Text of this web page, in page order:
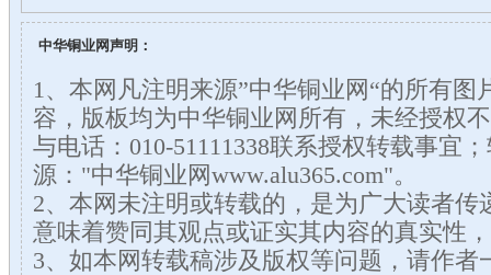
中华铜业网声明：
1、本网凡注明来源”中华铜业网“的所有图
容，版板均为中华铜业网所有，未经授权
与电话：010-51111338联系授权转载事宜
源："中华铜业网www.alu365.com"。
2、本网未注明或转载的，是为广大读者传
意味着赞同其观点或证实其内容的真实性
3、如本网转载稿涉及版权等问题，请作者